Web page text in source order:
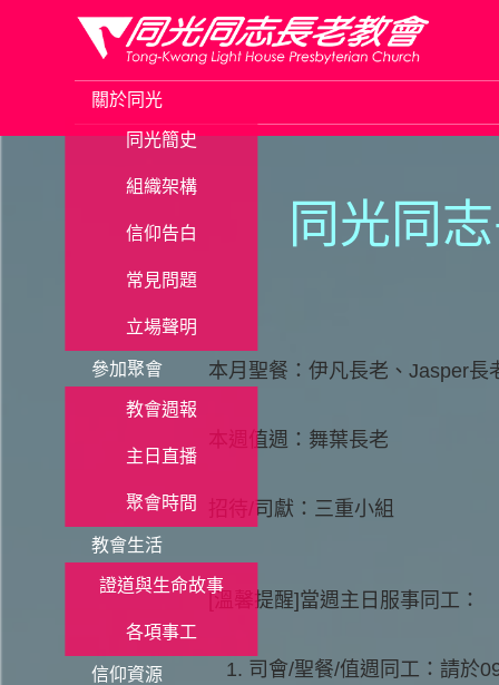
content
關於同光
同光簡史
組織架構
信仰告白
常見問題
立場聲明
參加聚會
教會週報
主日直播
聚會時間
教會生活
證道與生命故事
各項事工
信仰資源
同光同
本月聖餐：伊凡長老、Jasper長
本週值週：舞葉長老
招待/司獻：三重小組
[溫馨提醒]當週主日服事同工：
司會/聖餐/值週同工：請於